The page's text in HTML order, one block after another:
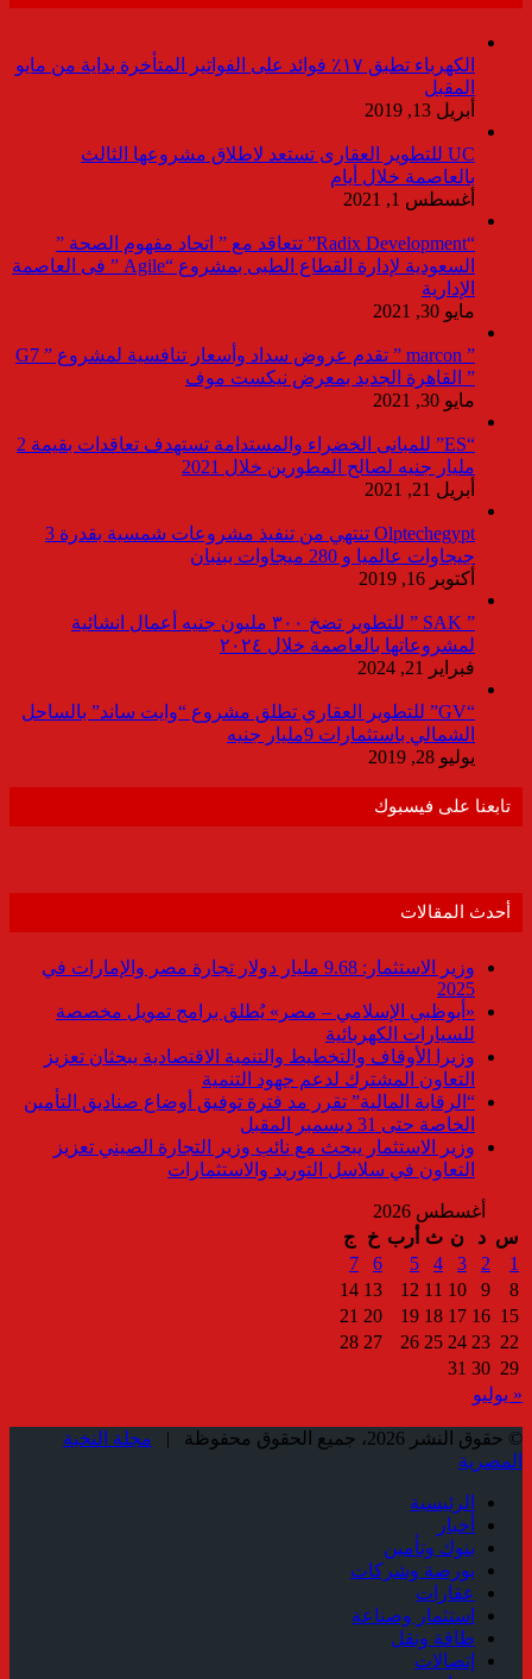
الكهرباء تطبق ١٧٪ فوائد على الفواتير المتأخرة بداية من مايو
المقبل
أبريل 13, 2019
UC للتطوير العقارى تستعد لاطلاق مشروعها الثالث
بالعاصمة خلال أيام
أغسطس 1, 2021
“Radix Development” تتعاقد مع ” اتحاد مفهوم الصحة ”
السعودية لإدارة القطاع الطبى بمشروع “Agile ” فى العاصمة
الإدارية
مايو 30, 2021
” marcon ” تقدم عروض سداد وأسعار تنافسية لمشروع ” G7
” القاهرة الجديد بمعرض نيكست موف
مايو 30, 2021
“ES” للمبانى الخضراء والمستدامة تستهدف تعاقدات بقيمة 2
مليار جنيه لصالح المطورين خلال 2021
أبريل 21, 2021
Olptechegypt تنتهي من تنفيذ مشروعات شمسية بقدرة 3
جيجاوات عالميا و 280 ميجاوات ببنبان
أكتوبر 16, 2019
” SAK ” للتطوير تضخ ٣٠٠ مليون جنيه أعمال انشائية
لمشروعاتها بالعاصمة خلال ٢٠٢٤
فبراير 21, 2024
“GV” للتطوير العقاري تطلق مشروع “وايت ساند” بالساحل
الشمالي باستثمارات 9مليار جنيه
يوليو 28, 2019
تابعنا على فيسبوك
أحدث المقالات
وزير الاستثمار: 9.68 مليار دولار تجارة مصر والإمارات في
2025
«أبوظبي الإسلامي – مصر» يُطلق برامج تمويل مخصصة
للسيارات الكهربائية
وزيرا الأوقاف والتخطيط والتنمية الاقتصادية يبحثان تعزيز
التعاون المشترك لدعم جهود التنمية
“الرقابة المالية” تقرر مد فترة توفيق أوضاع صناديق التأمين
الخاصة حتى 31 ديسمبر المقبل
وزير الاستثمار يبحث مع نائب وزير التجارة الصيني تعزيز
التعاون في سلاسل التوريد والاستثمارات
أغسطس 2026
س د ن ث أرب خ
ج
1
2
3
4
5
6
7
8
9
10
11
12
13
14
15
16
17
18
19
20
21
22
23
24
25
26
27
28
29
30
31
« يوليو
© حقوق النشر 2026، جميع الحقوق محفوظة |
مجلة النخبة
المصرية
الرئيسية
أخبار
بنوك وتأمين
بورصة وشركات
عقارات
استثمار وصناعة
طاقة ونقل
إتصالات